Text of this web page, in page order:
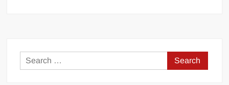
Search
for: